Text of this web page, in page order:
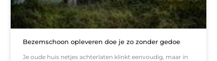
Bezemschoon opleveren doe je zo zonder gedoe
Je oude huis netjes achterlaten klinkt eenvoudig, maar in